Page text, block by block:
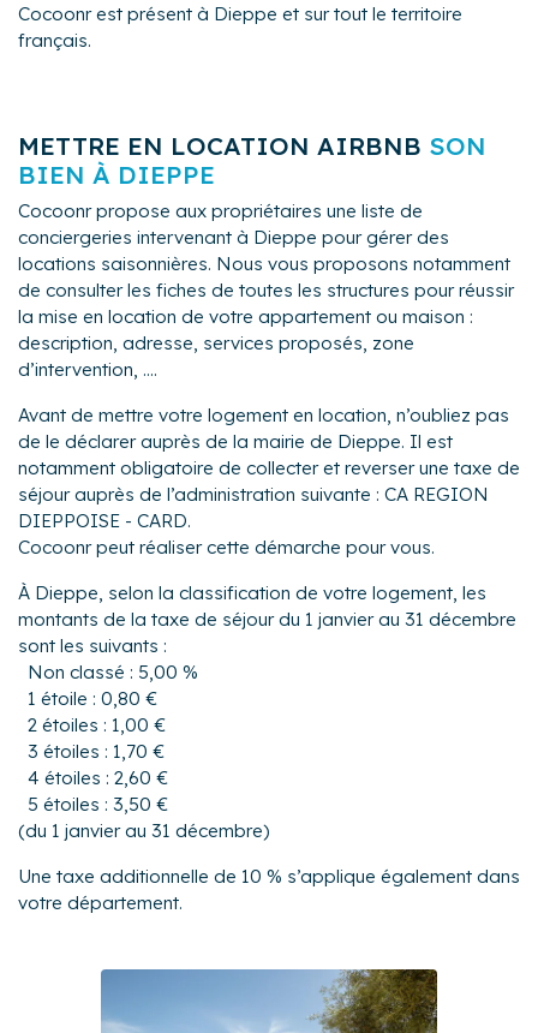
Cocoonr est présent à Dieppe et sur tout le territoire
français.
METTRE EN LOCATION AIRBNB SON
BIEN À DIEPPE
Cocoonr propose aux propriétaires une liste de
conciergeries intervenant à Dieppe pour gérer des
locations saisonnières. Nous vous proposons notamment
de consulter les fiches de toutes les structures pour réussir
la mise en location de votre appartement ou maison :
description, adresse, services proposés, zone
d’intervention, ....
Avant de mettre votre logement en location, n’oubliez pas
de le déclarer auprès de la mairie de Dieppe. Il est
notamment obligatoire de collecter et reverser une taxe de
séjour auprès de l’administration suivante : CA REGION
DIEPPOISE - CARD.
Cocoonr peut réaliser cette démarche pour vous.
À Dieppe, selon la classification de votre logement, les
montants de la taxe de séjour du 1 janvier au 31 décembre
sont les suivants :
Non classé : 5,00 %
1 étoile : 0,80 €
2 étoiles : 1,00 €
3 étoiles : 1,70 €
4 étoiles : 2,60 €
5 étoiles : 3,50 €
(du 1 janvier au 31 décembre)
Une taxe additionnelle de 10 % s’applique également dans
votre département.